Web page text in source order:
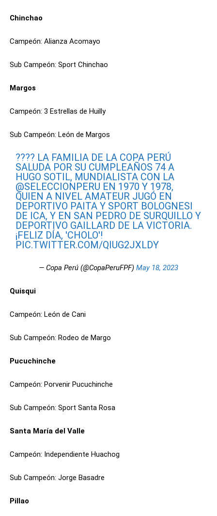
Chinchao
Campeón: Alianza Acomayo
Sub Campeón: Sport Chinchao
Margos
Campeón: 3 Estrellas de Huilly
Sub Campeón: León de Margos
???? LA FAMILIA DE LA COPA PERÚ
SALUDA POR SU CUMPLEAÑOS 74 A
HUGO SOTIL, MUNDIALISTA CON LA
@SELECCIONPERU EN 1970 Y 1978,
QUIEN A NIVEL AMATEUR JUGÓ EN
DEPORTIVO PAITA Y SPORT BOLOGNESI
DE ICA, Y EN SAN PEDRO DE SURQUILLO Y
DEPORTIVO GAILLARD DE LA VICTORIA.
¡FELIZ DÍA, 'CHOLO'!
PIC.TWITTER.COM/QIUG2JXLDY
— Copa Perú (@CopaPeruFPF) May 18, 2023
Quisqui
Campeón: León de Cani
Sub Campeón: Rodeo de Margo
Pucuchinche
Campeón: Porvenir Pucuchinche
Sub Campeón: Sport Santa Rosa
Santa María del Valle
Campeón: Independiente Huachog
Sub Campeón: Jorge Basadre
Pillao